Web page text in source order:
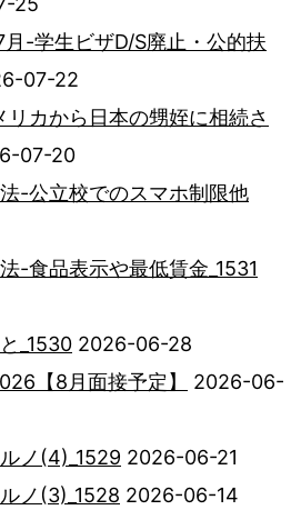
-学生ビザD/S廃止・公的扶
07-22
カから日本の甥姪に相続さ
07-20
-公立校でのスマホ制限他
-食品表示や最低賃金_1531
_1530 2026-06-28
【8月面接予定】
2026-06-
ノ(4)_1529 2026-06-21
ノ(3)_1528 2026-06-14